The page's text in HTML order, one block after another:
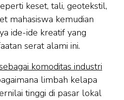
keset, tali, geotekstil,
mahasiswa kemudian
ide-ide kreatif yang
serat alami ini.
komoditas industri
limbah kelapa
tinggi di pasar lokal